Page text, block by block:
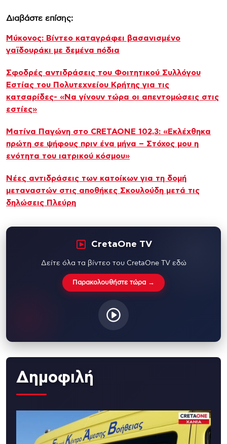
Διαβάστε επίσης:
Μύκονος: Βίντεο καταγράφει βασανισμένο
γαϊδουράκι με δεμένα πόδια
Σφοδρές αντιδράσεις του Φοιτητικού Συλλόγου
Εστίας του Πολυτεχνείου Κρήτης για τις
κατσαρίδες- «Να γίνουν τώρα οι απεντομώσεις στις
εστίες»
Ματίνα Παγώνη στο CRETAONE 102,3: «Εκλέχθηκα
πρώτη σε ψήφους πριν ένα μήνα – Στόχος μου η
ενότητα του ιατρικού κόσμου»
Νέες αντιδράσεις των κατοίκων για τη δομή
μεταναστών στις αποθήκες Σκουλούδη μετά τις
δηλώσεις Πλεύρη
CretaOne TV
Δείτε όλα τα βίντεο του CretaOne TV εδώ
Παρακολουθήστε τώρα →
Δημοφιλή